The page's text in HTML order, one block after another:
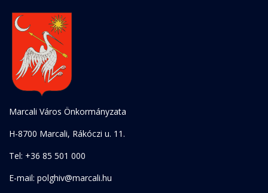
Marcali Város Önkormányzata
H-8700 Marcali, Rákóczi u. 11.
Tel: +36 85 501 000
E-mail: polghiv@marcali.hu